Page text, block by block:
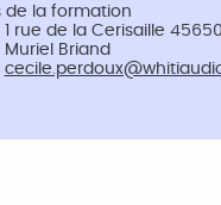
de la formation
1 rue de la Cerisaille
Muriel Briand